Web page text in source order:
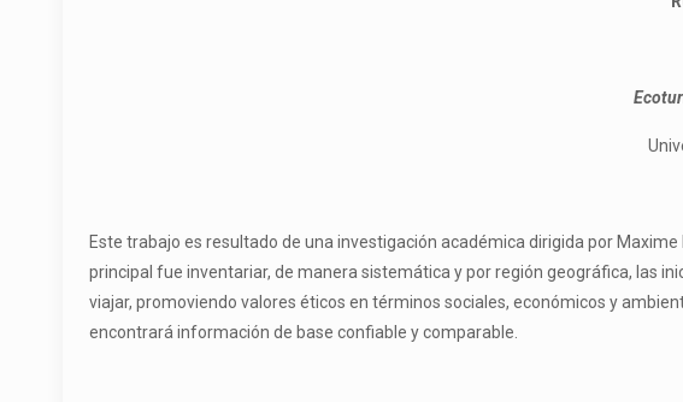
Este trabajo es resultado de una investigación académica dirigida por
principal fue inventariar, de manera sistemática y por región geográfica, las
viajar, promoviendo valores éticos en términos sociales, económicos y
encontrará información de base confiable y comparable.